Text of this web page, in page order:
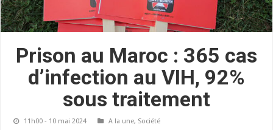
Prison au Maroc : 365 cas
d’infection au VIH, 92%
sous traitement
11h00 - 10 mai 2024 A la une, Société